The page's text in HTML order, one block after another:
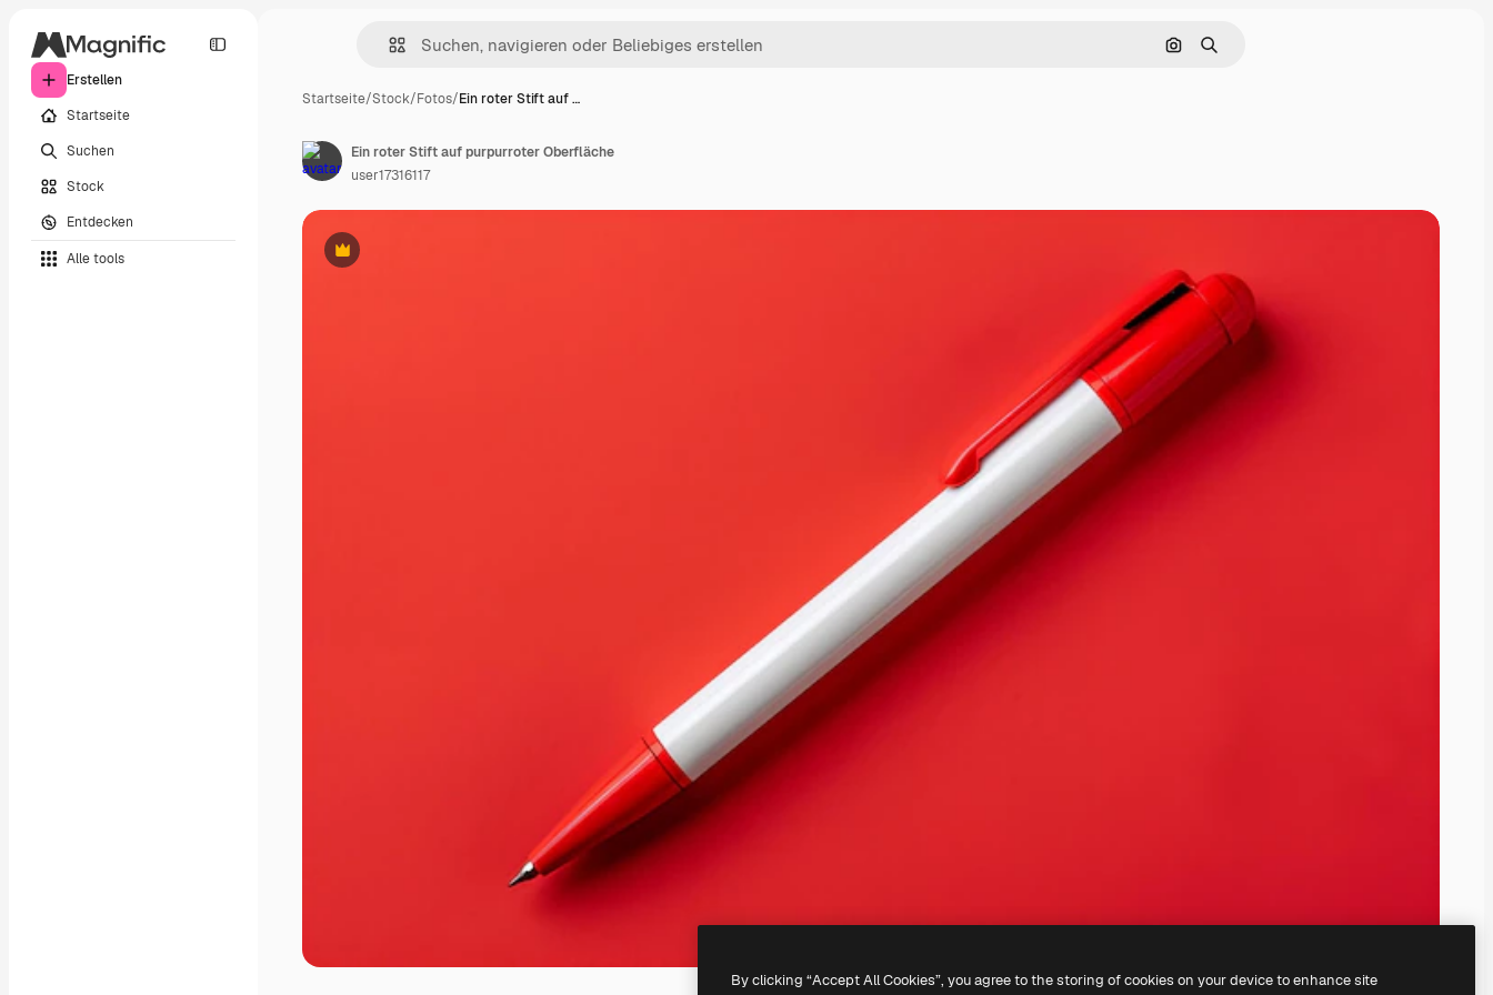
Erstellen
Startseite
Suchen
Stock
Entdecken
Alle tools
Nach Bild suchen
Suchen
Startseite/Stock/Fotos/Ein roter Stift auf …
Premium
Ein roter Stift auf purpurroter Oberfläche
user17316117
By clicking “Accept All Cookies”, you agree to the storing of cookies on your device to enhance site